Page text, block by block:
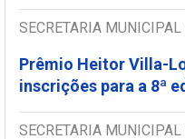
SECRETARIA MUNICIPAL
Prêmio Heitor Villa-
inscrições para a 8ª
SECRETARIA MUNICIPAL